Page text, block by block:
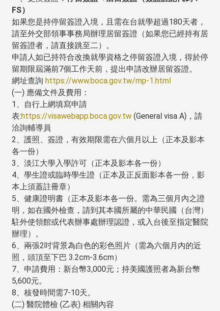
FS）
如果您是持停留簽證入境，且需在台就學超過180天者，
請至外交部領事事務局辦理居留簽證（如果您已經持有居
留簽證者，請直接跳至二）。
申請人如已持符合改換就學資格之停留簽證入境，得於停
留期限屆滿前7個工作天前，提出申請改辦居留簽證。
網址查詢 https://www.boca.gov.tw/mp-1.html
(一) 應備文件及費用：
1、自行上網填寫申請
表:https://visawebapp.boca.gov.tw (General visa A)，請
洽詢輔導員
2、護照、簽證，有效期限需在六個月以上（正本及影本
各一份）
3、淡江大學入學許可（正本及影本各一份）
4、學生證或臨時學生證（正本及正反面影本各一份，影
本上須蓋註冊章）
5、健康證明書（正本及影本各一份。需為三個月內之證
明，如在國外檢查，請到其本國所屬的中華民國（台灣）
駐外使領館或代表辦事處辦理認證，或入台後至指定醫院
辦理）。
6、兩張2吋背景為白色的彩色照片（需為六個月內的近
照，頭頂至下巴 3.2cm-3.6cm）
7、申請費用：新台幣3,000元；持美國護照者為新台幣
5,600元。
8、核發時間需7-10天。
(二) 醫院體檢 (乙表) 相關內容